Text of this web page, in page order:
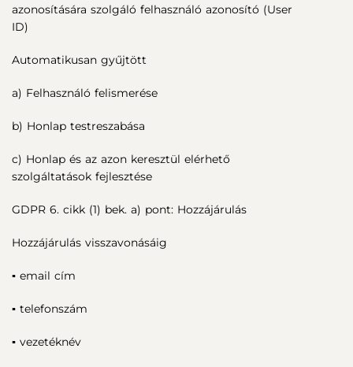
azonosítására szolgáló felhasználó azonosító (User
ID)
Automatikusan gyűjtött
a) Felhasználó felismerése
b) Honlap testreszabása
c) Honlap és az azon keresztül elérhető
szolgáltatások fejlesztése
GDPR 6. cikk (1) bek. a) pont: Hozzájárulás
Hozzájárulás visszavonásáig
▪ email cím
▪ telefonszám
▪ vezetéknév